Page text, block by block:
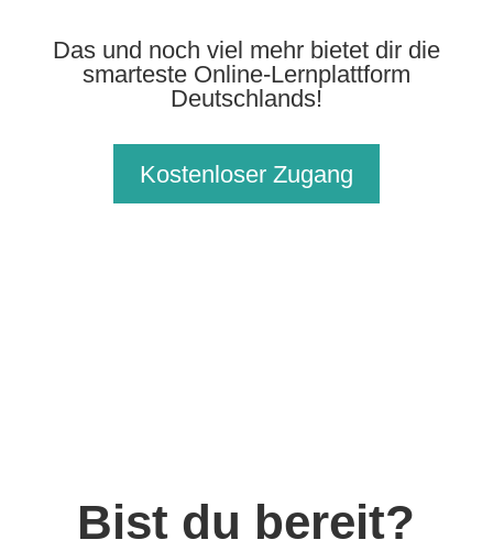
Das und noch viel mehr bietet dir die
smarteste Online-Lernplattform
Deutschlands!
Kostenloser Zugang
Bist du bereit?